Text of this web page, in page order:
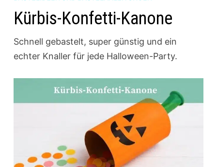
Kürbis‑Konfetti‑Kanone
Schnell gebastelt, super günstig und ein
echter Knaller für jede Halloween-Party.